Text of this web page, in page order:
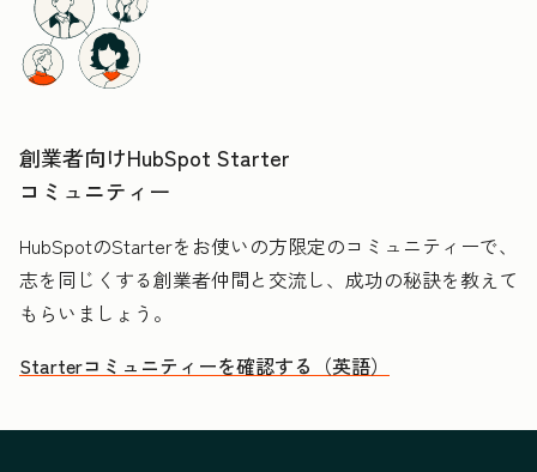
創業者向けHubSpot Starter
コミュニティー
HubSpotのStarterをお使いの方限定のコミュニティーで、
志を同じくする創業者仲間と交流し、成功の秘訣を教えて
もらいましょう。
Starterコミュニティーを確認する（英語）